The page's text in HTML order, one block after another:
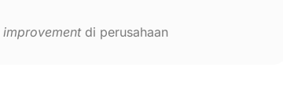
improvementdi perusahaan